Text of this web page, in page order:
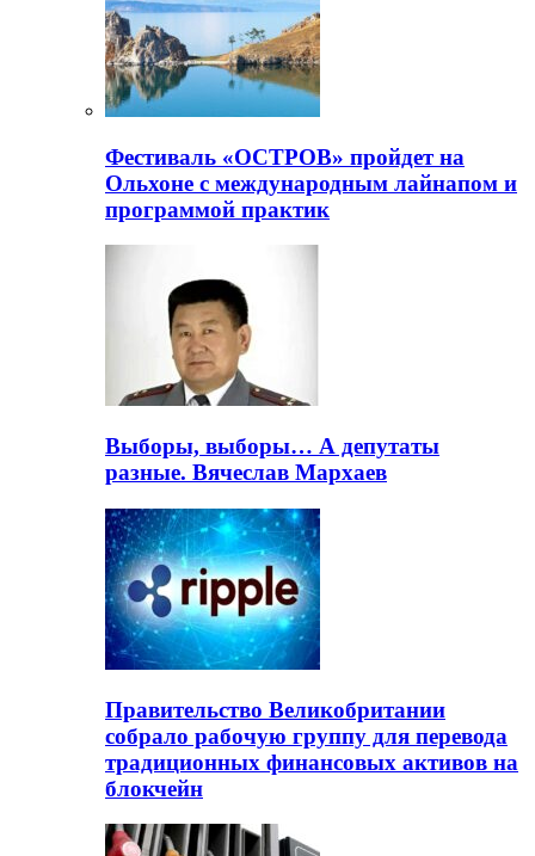
Фестиваль «ОСТРОВ» пройдет на
Ольхоне с международным лайнапом и
программой практик
Выборы, выборы… А депутаты
разные. Вячеслав Мархаев
Правительство Великобритании
собрало рабочую группу для перевода
традиционных финансовых активов на
блокчейн